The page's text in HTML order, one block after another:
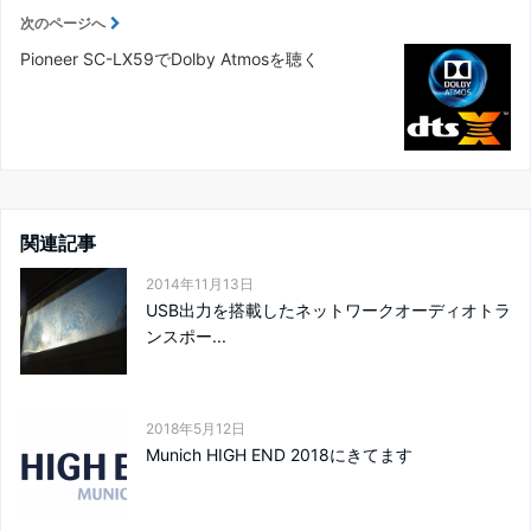
次のページへ
Pioneer SC-LX59でDolby Atmosを聴く
関連記事
2014年11月13日
USB出力を搭載したネットワークオーディオトラ
ンスポー...
2018年5月12日
Munich HIGH END 2018にきてます